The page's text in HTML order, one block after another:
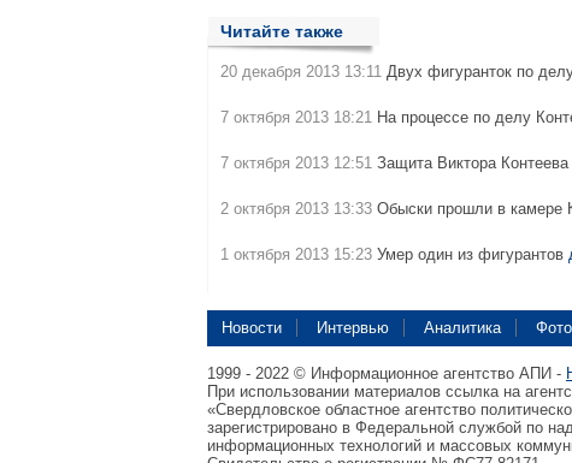
Читайте также
20 декабря 2013 13:11 Двух фигуранток по
7 октября 2013 18:21 На процессе по делу
7 октября 2013 12:51 Защита Виктора Контеева
2 октября 2013 13:33 Обыски прошли в камере
1 октября 2013 15:23 Умер один из фигурантов
Новости Интервью Аналитика
1999 - 2022 © Информационное агентство АПИ -
При использовании материалов ссылка на
«Свердловское областное агентство
зарегистрировано в Федеральной службой по
информационных технологий и массовых